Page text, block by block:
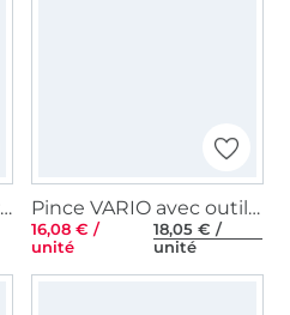
Boutons press. Jersey recharges sans outil 12 mm i Pince VARIO avec outils à percer pour Ø 3 et 4 mm
16,08 € /
unité
18,05 € /
unité